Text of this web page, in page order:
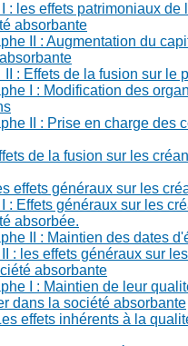
: les effets patrimoniaux de
absorbante
II : Augmentation du
: Effets de la fusion sur le
I : Modification des
II : Prise en charge des
de la fusion sur les
effets généraux sur les
: Effets généraux sur les
absorbée.
II : Maintien des dates
: les effets généraux sur
absorbante
I : Maintien de leur
dans la société absorbante
effets inhérents à la